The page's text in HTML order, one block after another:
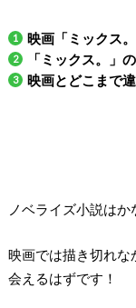
映画「ミックス
「ミックス。」
映画とどこまで
ノベライズ小説はか
映画では描き切れな
会えるはずです！